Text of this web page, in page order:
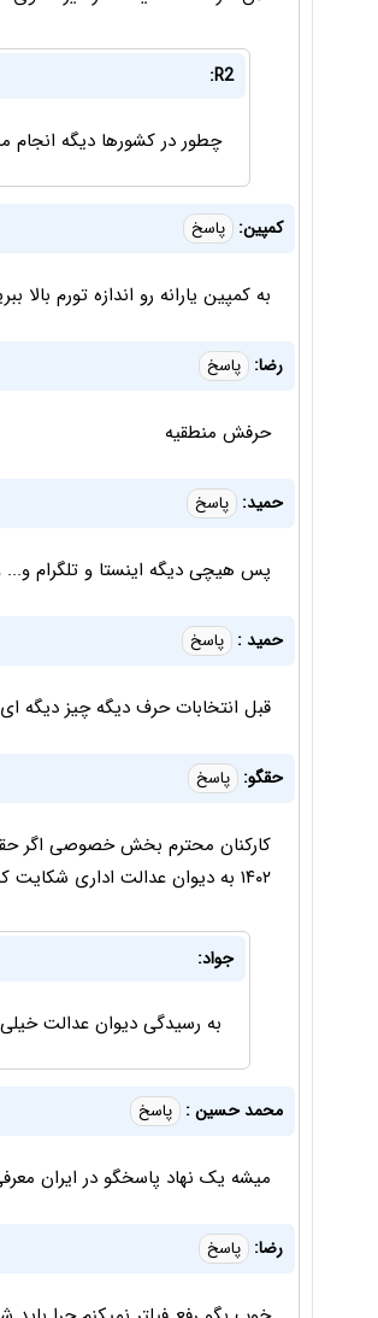
R2:
چطور در کشورها دیگه انجام
کمپین: پاسخ
به کمپین یارانه رو اندازه تورم بالا
رضا: پاسخ
حرفش منطقیه
حمید: پاسخ
پس هیچی دیگه اینستا و تلگرام
حمید : پاسخ
قبل انتخابات حرف دیگه چیز دیگه
حقگو: پاسخ
کارکنان محترم بخش خصوصی اگر
۱۴۰۲ به دیوان عدالت اداری شکایت کنید
جواد:
به رسیدگی دیوان عدالت خیلی
محمد حسین : پاسخ
میشه یک نهاد پاسخگو در ایران
رضا: پاسخ